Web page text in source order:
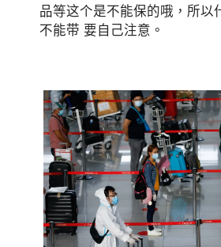
品等这个是不能保的哦，所以
不能带 要自己注意。